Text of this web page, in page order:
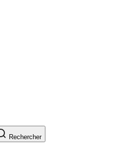
Rechercher